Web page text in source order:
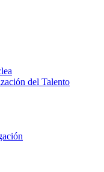
del Talento